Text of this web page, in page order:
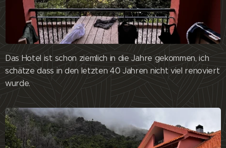
Das Hotel ist schon ziemlich in die Jahre gekommen, ich
schätze dass in den letzten 40 Jahren nicht viel renoviert
wurde.